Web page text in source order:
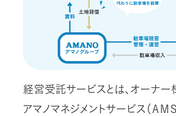
経営受託サービスとは、オーナ
アマノマネジメントサービス（ＡＭ